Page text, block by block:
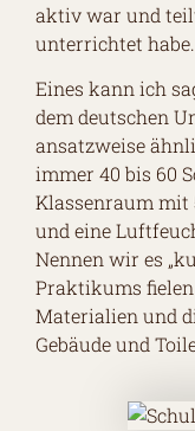
aktiv war und
unterrichtet habe.
Eines kann ich
dem deutschen
ansatzweise
immer 40 bis 60
Klassenraum mit
und eine
Nennen wir es
Praktikums
Materialien und
Gebäude und